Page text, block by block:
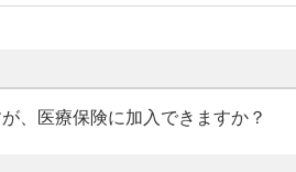
、医療保険に加入できますか？